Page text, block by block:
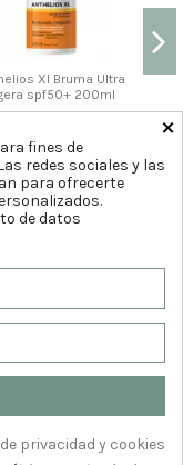
Xl Bruma Ultra
spf50+ 200ml
Comprar
×
fines de
redes sociales y las
para ofrecerte
de datos
privacidad y cookies